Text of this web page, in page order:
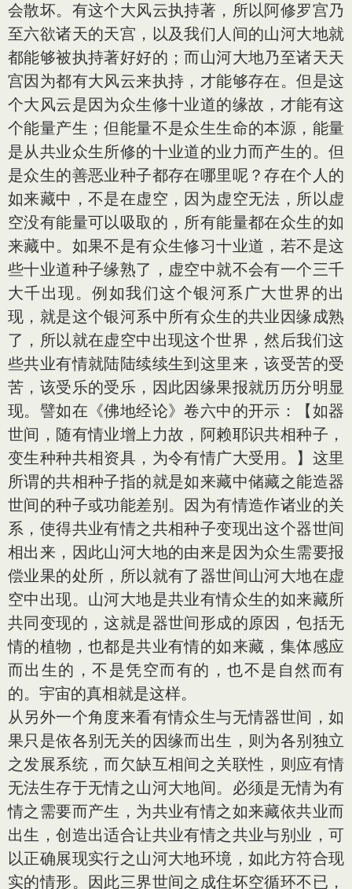
会散坏。有这个大风云执持著，所以阿修罗宫乃
至六欲诸天的天宫，以及我们人间的山河大地就
都能够被执持著好好的；而山河大地乃至诸天天
宫因为都有大风云来执持，才能够存在。但是这
个大风云是因为众生修十业道的缘故，才能有这
个能量产生；但能量不是众生生命的本源，能量
是从共业众生所修的十业道的业力而产生的。但
是众生的善恶业种子都存在哪里呢？存在个人的
如来藏中，不是在虚空，因为虚空无法，所以虚
空没有能量可以吸取的，所有能量都在众生的如
来藏中。如果不是有众生修习十业道，若不是这
些十业道种子缘熟了，虚空中就不会有一个三千
大千出现。例如我们这个银河系广大世界的出
现，就是这个银河系中所有众生的共业因缘成熟
了，所以就在虚空中出现这个世界，然后我们这
些共业有情就陆陆续续生到这里来，该受苦的受
苦，该受乐的受乐，因此因缘果报就历历分明显
现。譬如在《佛地经论》卷六中的开示：【如器
世间，随有情业增上力故，阿赖耶识共相种子，
变生种种共相资具，为令有情广大受用。】这里
所谓的共相种子指的就是如来藏中储藏之能造器
世间的种子或功能差别。因为有情造作诸业的关
系，使得共业有情之共相种子变现出这个器世间
相出来，因此山河大地的由来是因为众生需要报
偿业果的处所，所以就有了器世间山河大地在虚
空中出现。山河大地是共业有情众生的如来藏所
共同变现的，这就是器世间形成的原因，包括无
情的植物，也都是共业有情的如来藏，集体感应
而出生的，不是凭空而有的，也不是自然而有
的。宇宙的真相就是这样。
从另外一个角度来看有情众生与无情器世间，如
果只是依各别无关的因缘而出生，则为各别独立
之发展系统，而欠缺互相间之关联性，则应有情
无法生存于无情之山河大地间。必须是无情为有
情之需要而产生，为共业有情之如来藏依共业而
出生，创造出适合让共业有情之共业与别业，可
以正确展现实行之山河大地环境，如此方符合现
实的情形。因此三界世间之成住坏空循环不已，